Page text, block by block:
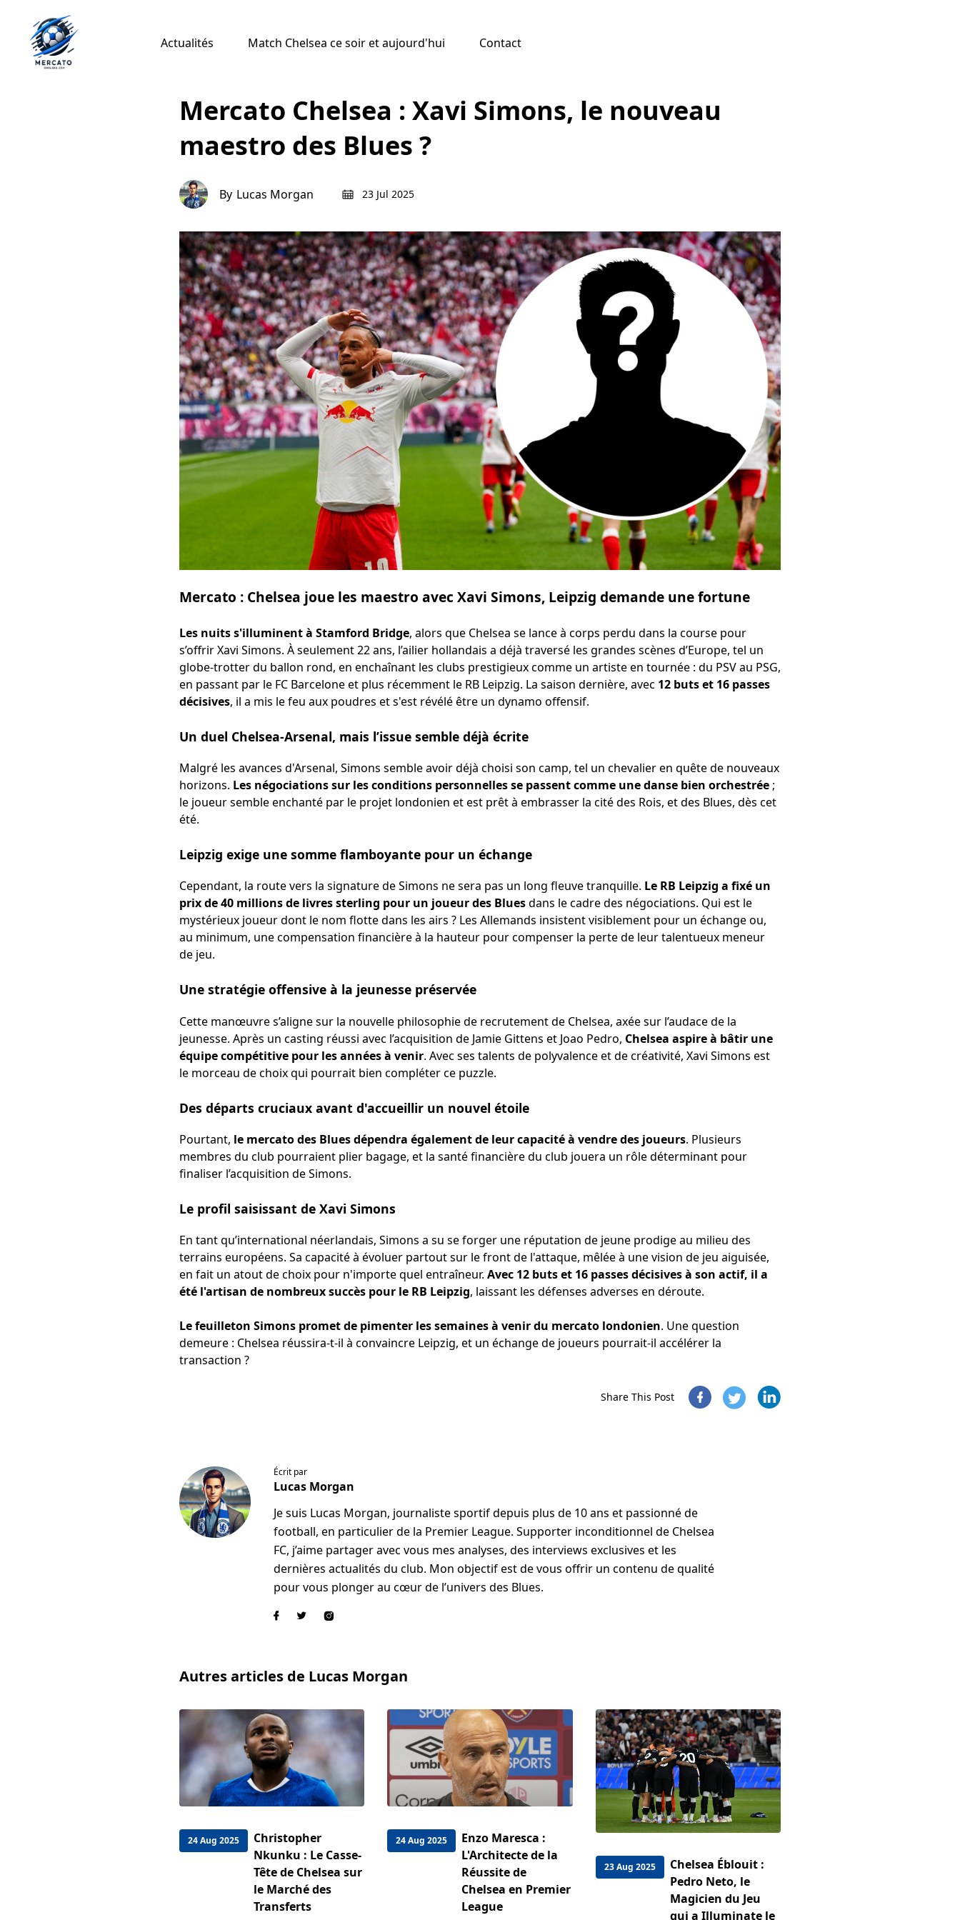
Actualités Match Chelsea ce soir et aujourd'hui Contact
Mercato Chelsea : Xavi Simons, le nouveau
maestro des Blues ?
By Lucas Morgan 23 Jul 2025
Mercato : Chelsea joue les maestro avec Xavi Simons, Leipzig demande une fortune
Les nuits s'illuminent à Stamford Bridge, alors que Chelsea se lance à corps perdu dans la course pour
s’offrir Xavi Simons. À seulement 22 ans, l’ailier hollandais a déjà traversé les grandes scènes d’Europe, tel un
globe-trotter du ballon rond, en enchaînant les clubs prestigieux comme un artiste en tournée : du PSV au PSG,
en passant par le FC Barcelone et plus récemment le RB Leipzig. La saison dernière, avec 12 buts et 16 passes
décisives, il a mis le feu aux poudres et s'est révélé être un dynamo offensif.
Un duel Chelsea-Arsenal, mais l’issue semble déjà écrite
Malgré les avances d'Arsenal, Simons semble avoir déjà choisi son camp, tel un chevalier en quête de nouveaux
horizons. Les négociations sur les conditions personnelles se passent comme une danse bien orchestrée;
le joueur semble enchanté par le projet londonien et est prêt à embrasser la cité des Rois, et des Blues, dès cet
été.
Leipzig exige une somme flamboyante pour un échange
Cependant, la route vers la signature de Simons ne sera pas un long fleuve tranquille. Le RB Leipzig a fixé un
prix de 40 millions de livres sterling pour un joueur des Bluesdans le cadre des négociations. Qui est le
mystérieux joueur dont le nom flotte dans les airs ? Les Allemands insistent visiblement pour un échange ou,
au minimum, une compensation financière à la hauteur pour compenser la perte de leur talentueux meneur
de jeu.
Une stratégie offensive à la jeunesse préservée
Cette manœuvre s’aligne sur la nouvelle philosophie de recrutement de Chelsea, axée sur l’audace de la
jeunesse. Après un casting réussi avec l’acquisition de Jamie Gittens et Joao Pedro, Chelsea aspire à bâtir une
équipe compétitive pour les années à venir. Avec ses talents de polyvalence et de créativité, Xavi Simons est
le morceau de choix qui pourrait bien compléter ce puzzle.
Des départs cruciaux avant d'accueillir un nouvel étoile
Pourtant, le mercato des Blues dépendra également de leur capacité à vendre des joueurs. Plusieurs
membres du club pourraient plier bagage, et la santé financière du club jouera un rôle déterminant pour
finaliser l’acquisition de Simons.
Le profil saisissant de Xavi Simons
En tant qu’international néerlandais, Simons a su se forger une réputation de jeune prodige au milieu des
terrains européens. Sa capacité à évoluer partout sur le front de l'attaque, mêlée à une vision de jeu aiguisée,
en fait un atout de choix pour n'importe quel entraîneur. Avec 12 buts et 16 passes décisives à son actif, il a
été l'artisan de nombreux succès pour le RB Leipzig, laissant les défenses adverses en déroute.
Le feuilleton Simons promet de pimenter les semaines à venir du mercato londonien. Une question
demeure : Chelsea réussira-t-il à convaincre Leipzig, et un échange de joueurs pourrait-il accélérer la
transaction ?
Share This Post
Écrit par
Lucas Morgan
Je suis Lucas Morgan, journaliste sportif depuis plus de 10 ans et passionné de
football, en particulier de la Premier League. Supporter inconditionnel de Chelsea
FC, j’aime partager avec vous mes analyses, des interviews exclusives et les
dernières actualités du club. Mon objectif est de vous offrir un contenu de qualité
pour vous plonger au cœur de l’univers des Blues.
Autres articles de Lucas Morgan
24 Aug 2025
Christopher
Nkunku : Le Casse-
Tête de Chelsea sur
le Marché des
Transferts
24 Aug 2025
Enzo Maresca :
L'Architecte de la
Réussite de
Chelsea en Premier
League
23 Aug 2025
Chelsea Éblouit :
Pedro Neto, le
Magicien du Jeu
qui a Illuminate le